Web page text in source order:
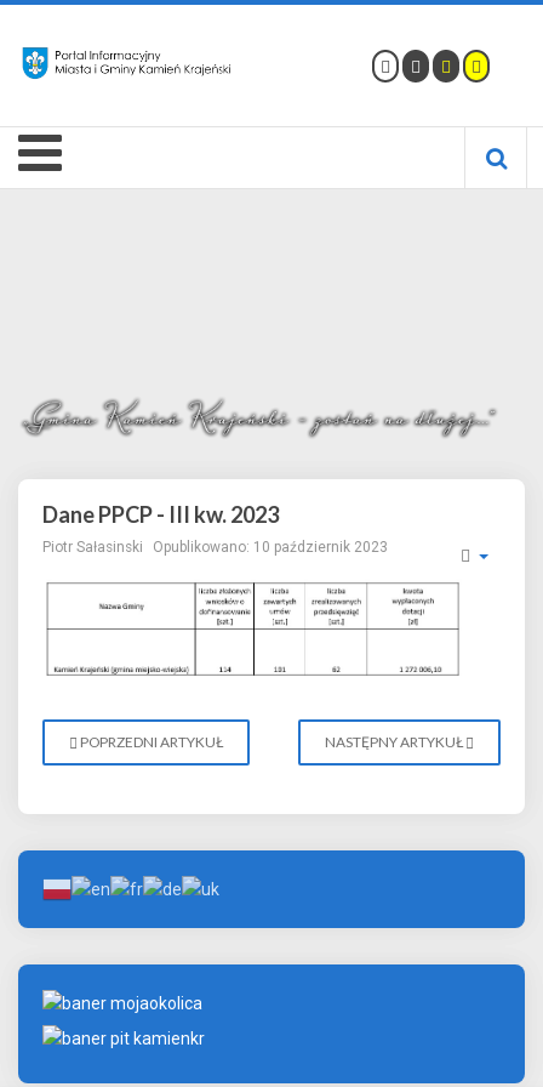
Dane PPCP - III kw. 2023
Piotr Sałasinski Opublikowano: 10 październik 2023
POPRZEDNI ARTYKUŁ NASTĘPNY ARTYKUŁ